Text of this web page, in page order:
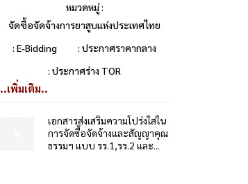
หมวดหมู่ :
จัดซื้อจัดจ้างการยาสูบแห่งประเทศไทย
: E-Bidding
: ประกาศราคากลาง
: ประกาศร่าง TOR
..เพิ่มเติม..
เอกสารส่งเสริมความโปร่งใสใน
การจัดซื้อจัดจ้างและสัญญาคุณ
ธรรมฯ แบบ รร.1,รร.2 และ...